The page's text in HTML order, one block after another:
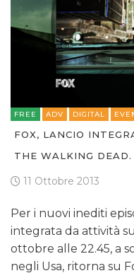
STRATEGIE
CINEMA
DIGITALE
EDITORIA
ESTERNA
RADIO / AUDIO
TV
FREE ADV DIGITAL
FOX, LANCIO
THE WALKING
11 Ottobre 2013
Per i nuovi inediti
integrata da attività
ottobre alle 22.45, a
negli Usa, ritorna su